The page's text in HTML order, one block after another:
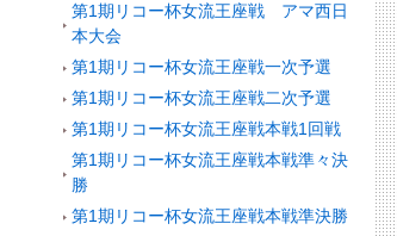
第1期リコー杯女流王座戦 アマ西日
本大会
第1期リコー杯女流王座戦一次予選
第1期リコー杯女流王座戦二次予選
第1期リコー杯女流王座戦本戦1回戦
第1期リコー杯女流王座戦本戦準々決
勝
第1期リコー杯女流王座戦本戦準決勝